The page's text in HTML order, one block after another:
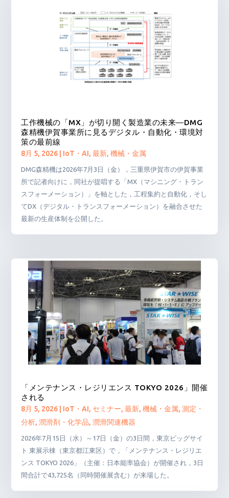
工作機械の「MX」が切り開く製造業の未来―DMG
森精機伊賀事業所に見るデジタル・自動化・環境対
策の最前線
8月 5, 2026 IoT・AI,最新,機械・金属
DMG森精機は2026年7月3日（金），三重県伊賀市の伊賀事業
所で記者向けに，同社が提唱する「MX（マシニング・トラン
スフォーメーション）」を軸とした，工程集約と自動化，そし
てDX（デジタル・トランスフォーメーション）を融合させた
最新の生産体制を公開した。
「メンテナンス・レジリエンス TOKYO 2026」開催
される
8月 5, 2026 | IoT・AI, セミナー,最新,機械・金属,測定・
分析,潤滑剤・化学品,潤滑関連機器
2026年7月15日（水）～17日（金）の3日間，東京ビッグサイ
ト 東展示棟（東京都江東区）で，「メンテナンス・レジリエ
ンス TOKYO 2026」（主催：日本能率協会）が開催され，3日
間合計で43,725名（同時開催展含む）が来場した。